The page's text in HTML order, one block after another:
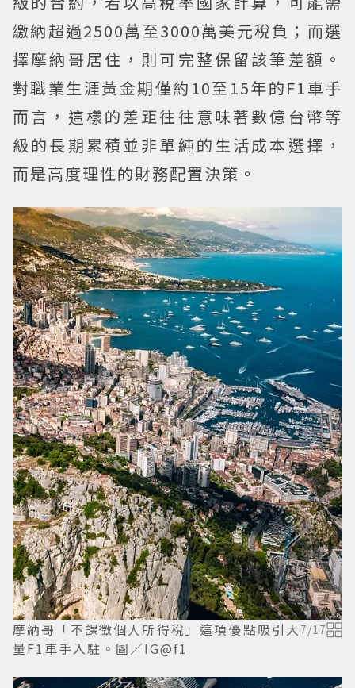
繳納超過2500萬至3000萬美元稅負；而選
擇摩納哥居住，則可完整保留該筆差額。
對職業生涯黃金期僅約10至15年的F1車手
而言，這樣的差距往往意味著數億台幣等
級的長期累積並非單純的生活成本選擇，
而是高度理性的財務配置決策。
摩納哥「不課徵個人所得稅」這項優點吸引大
量F1車手入駐。圖／IG@f1
7/17